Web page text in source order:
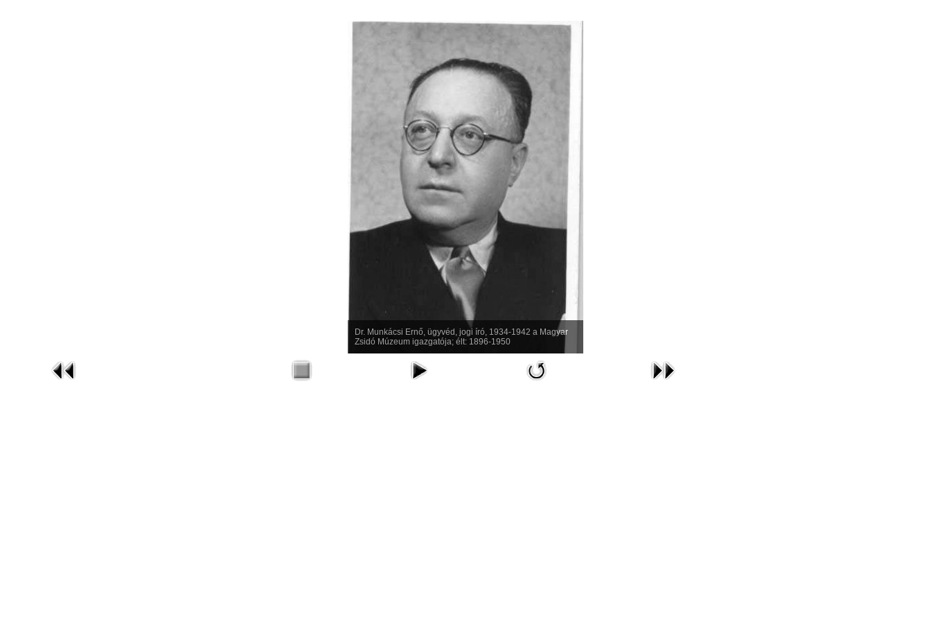
Dr. Munkácsi Ernő, ügyvéd, jogi író, 1934-1942 a Magyar
Zsidó Múzeum igazgatója; élt: 1896-1950